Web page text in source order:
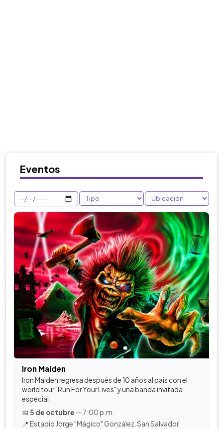
Eventos
Iron Maiden
Iron Maiden regresa después de 10 años al país con el
world tour "Run For Your Lives" y una banda invitada
especial.
📅 5 de octubre — 7:00 p.m.
📍 Estadio Jorge "Mágico" González, San Salvador